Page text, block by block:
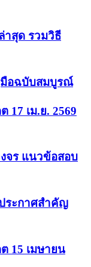
าสุด รวมวิธี
มือฉบับสมบูรณ์
17 เม.ย. 2569
จร แนวข้อสอบ
ระกาศสำคัญ
15 เมษายน